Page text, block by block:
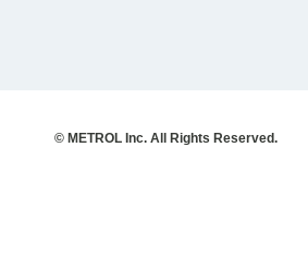
© METROL Inc. All Rights Reserved.